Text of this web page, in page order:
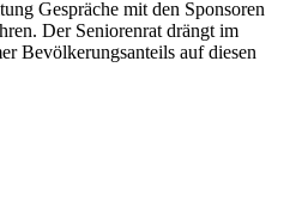
Gespräche mit den Sponsoren
Der Seniorenrat drängt im
Bevölkerungsanteils auf diesen